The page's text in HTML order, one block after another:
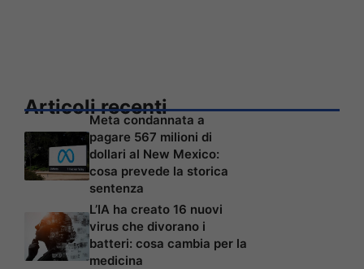
Articoli recenti
Meta condannata a
pagare 567 milioni di
dollari al New Mexico:
cosa prevede la storica
sentenza
L’IA ha creato 16 nuovi
virus che divorano i
batteri: cosa cambia per la
medicina